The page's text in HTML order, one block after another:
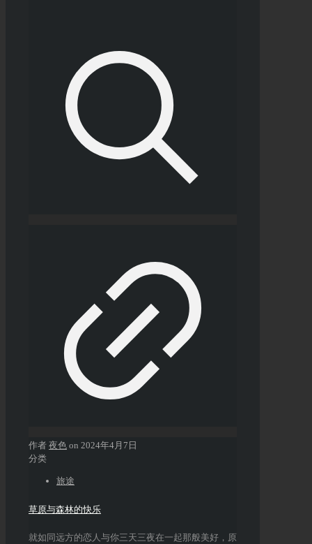
作者 夜色 on 2024年4月7日
分类
旅途
草原与森林的快乐
就如同远方的恋人与你三天三夜在一起那般美好，原